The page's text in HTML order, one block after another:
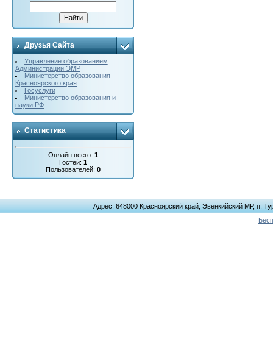
Друзья Сайта
Управление образованием
Администрации ЭМР
Министерство образования
Красноярского края
Госуслуги
Министерство образования и
науки РФ
Статистика
Онлайн всего: 1
Гостей: 1
Пользователей: 0
Адрес: 648000 Красноярский край, Эвенкийский МР, п.